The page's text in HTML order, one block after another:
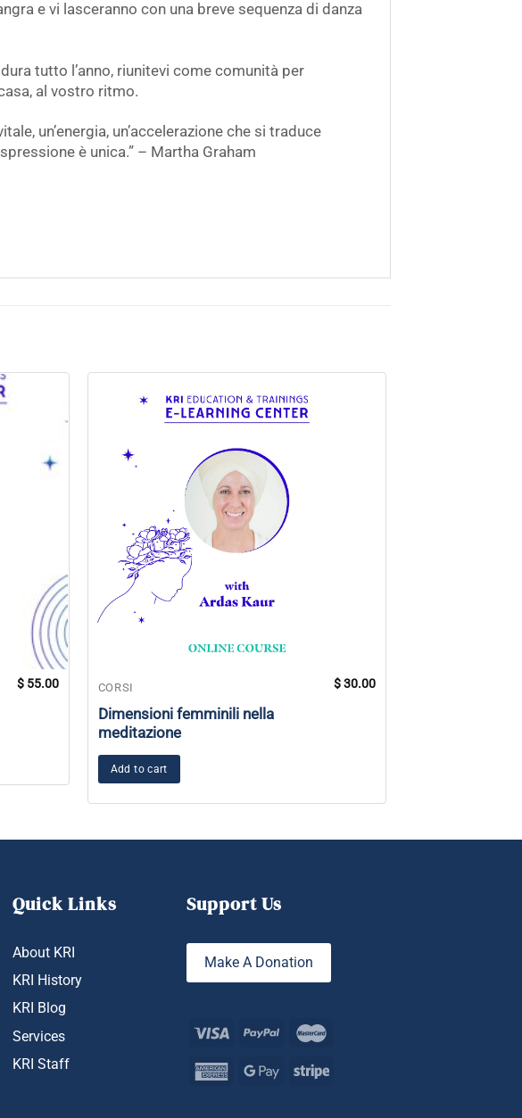
e vi lasceranno con una breve sequenza di danza
tutto l’anno, riunitevi come comunità per
al vostro ritmo.
un’energia, un’accelerazione che si traduce
è unica.” – Martha Graham
$ 55.00 CORSI
Dimensioni femminili nella
meditazione
$30.00
Add to cart
Quick Links
About KRI
KRI History
KRI Blog
Services
KRI Staff
Support Us
Make A Donation